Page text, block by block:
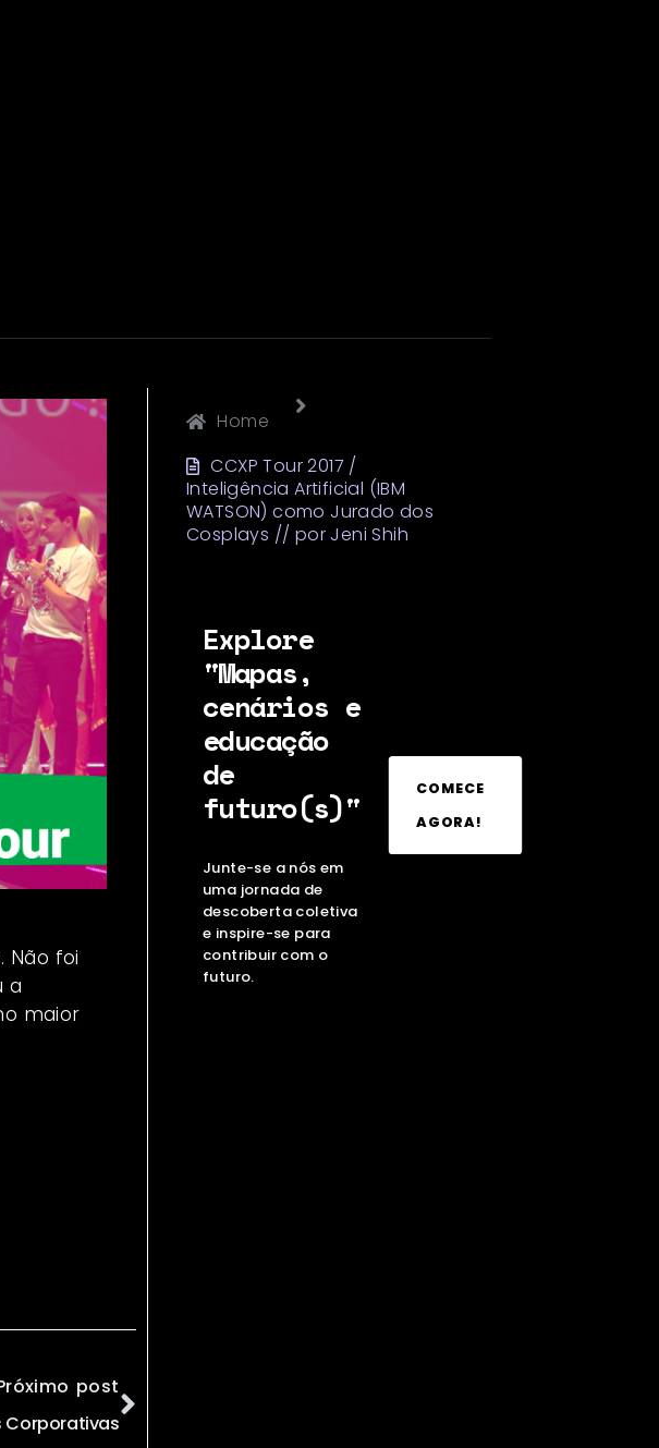
Não foi
a
maior
post
Corporativas
Home
CCXP Tour 2017 /
Inteligência Artificial (IBM
WATSON) como Jurado dos
Cosplays // por Jeni Shih
Explore
"Mapas,
cenários e
educação
de
futuro(s)"
Junte-se a nós em
uma jornada de
descoberta coletiva
e inspire-se para
contribuir com o
futuro.
COMECE
AGORA!